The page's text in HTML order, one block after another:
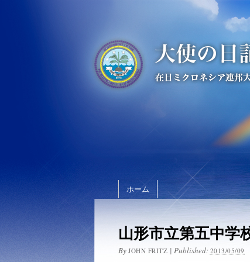
ホーム
山形市立第五中学
By JOHN FRITZ | Published: 2013/05/09